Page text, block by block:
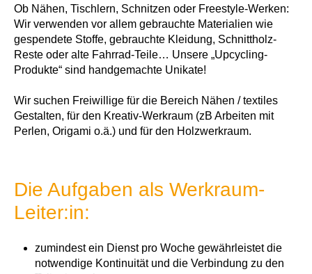
Ob Nähen, Tischlern, Schnitzen oder Freestyle-Werken:
Wir verwenden vor allem gebrauchte Materialien wie
gespendete Stoffe, gebrauchte Kleidung, Schnittholz-
Reste oder alte Fahrrad-Teile… Unsere „Upcycling-
Produkte“ sind handgemachte Unikate!
Wir suchen Freiwillige für die Bereich Nähen / textiles
Gestalten, für den Kreativ-Werkraum (zB Arbeiten mit
Perlen, Origami o.ä.) und für den Holzwerkraum.
Die Aufgaben als Werkraum-
Leiter:in:
zumindest ein Dienst pro Woche gewährleistet die
notwendige Kontinuität und die Verbindung zu den